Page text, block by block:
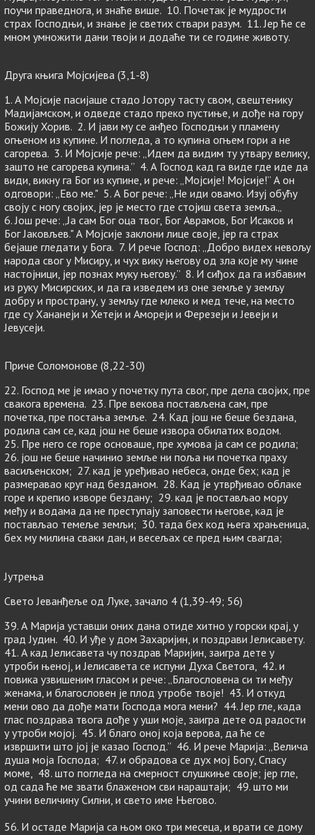
поучи праведнога, и знаће више. 10. Почетак је мудрости
страх Господњи, и знање је светих ствари разум. 11. Јер ће се
мном умножити дани твоји и додаће ти се године животу.
Друга књига Мојсијевa (3,1-8)
1. А Мојсије пасијаше стадо Јотору тасту свом, свештенику
Мадијамском, и одведе стадо преко пустиње, и дође на гору
Божију Хорив. 2. И јави му се анђео Господњи у пламену
огњеном из купине. И погледа, а то купина огњем гори а не
сагорева. 3. И Мојсије рече: „Идем да видим ту утвару велику,
зашто не сагорева купина.” 4. А Господ кад га виде где иде да
види, викну га Бог из купине, и рече: „Мојсије! Мојсије!” А он
одговори: „Ево ме." 5. А Бог рече: „Не иди овамо. Изуј обућу
своју с ногу својих, јер је место где стојиш света земља.„
6. Још рече: „Ја сам Бог оца твог, Бог Аврамов, Бог Исаков и
Бог Јаковљев." А Мојсије заклони лице своје, јер га страх
бејаше гледати у Бога. 7. И рече Господ: „Добро видех невољу
народа свог у Мисиру, и чух вику његову од зла које му чине
настојници, јер познах муку његову.” 8. И сиђох да га избавим
из руку Мисирских, и да га изведем из оне земље у земљу
добру и пространу, у земљу где млеко и мед тече, на место
где су Хананеји и Хетеји и Амореји и Ферезеји и Јевеји и
Јевусеји.
Приче Соломонове (8,22-30)
22. Господ ме је имао у почетку пута свог, пре дела својих, пре
свакога времена. 23. Пре векова постављена сам, пре
почетка, пре постања земље. 24. Кад још не беше бездана,
родила сам се, кад још не беше извора обилатих водом.
25. Пре него се горе основаше, пре хумова ја сам се родила;
26. још не беше начинио земље ни поља ни почетка праху
васиљенском; 27. кад је уређивао небеса, онде бех; кад је
размеравао круг над безданом. 28. Кад је утврђивао облаке
горе и крепио изворе бездану; 29. кад је постављао мору
међу и водама да не преступају заповести његове, кад је
постављао темеље земљи; 30. тада бех код њега храњеница,
бех му милина сваки дан, и весељах се пред њим свагда;
Јутрења
Свето Јеванђеље од Луке, зачало 4 (1,39-49; 56)
39. А Марија уставши оних дана отиде хитно у горски крај, у
град Јудин. 40. И уђе у дом Захаријин, и поздрави Јелисавету.
41. А кад Јелисавета чу поздрав Маријин, заигра дете у
утроби њеној, и Јелисавета се испуни Духа Светога, 42. и
повика узвишеним гласом и рече: „Благословена си ти међу
женама, и благословен је плод утробе твоје! 43. И откуд
мени ово да дође мати Господа мога мени? 44. Јер гле, када
глас поздрава твога дође у уши моје, заигра дете од радости
у утроби мојој. 45. И благо оној која верова, да ће се
извршити што јој је казао Господ.” 46. И рече Марија: „Велича
душа моја Господа; 47. и обрадова се дух мој Богу, Спасу
моме, 48. што погледа на смерност слушкиње своје; јер гле,
од сада ће ме звати блаженом сви нараштаји; 49. што ми
учини величину Силни, и свето име Његово.
56. И остаде Марија са њом око три месеца, и врати се дому